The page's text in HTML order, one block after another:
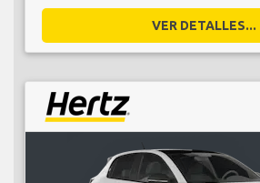
VER DETALLES...